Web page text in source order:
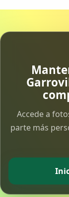
Accede a
parte más